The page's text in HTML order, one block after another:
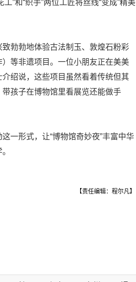
”和“织手”两位工匠将丝线“变成”精美
勃勃地体验古法制玉、敦煌石粉彩
等非遗项目。一位小朋友正在美美
绍说，这些项目虽然看着传统但其
孩子在博物馆里看展览还能做手
一形式，让“博物馆奇妙夜”丰富中华
【责任编辑：程尔凡】